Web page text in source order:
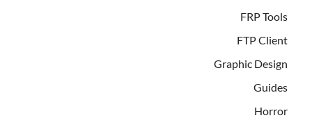
FRP Tools
FTP Client
Graphic Design
Guides
Horror